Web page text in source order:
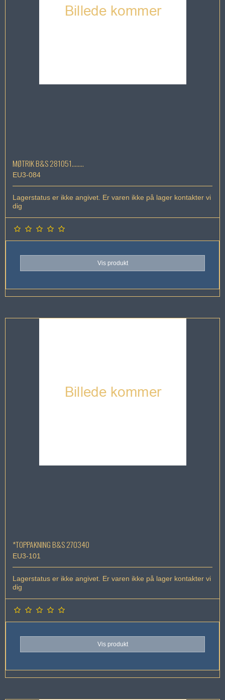
MØTRIK B&S 281051........
EU3-084
Lagerstatus er ikke angivet. Er varen ikke på lager kontakter vi
dig
Vis produkt
*TOPPAKNING B&S 270340
EU3-101
Lagerstatus er ikke angivet. Er varen ikke på lager kontakter vi
dig
Vis produkt